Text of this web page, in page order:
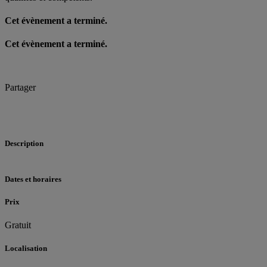
Cet évènement a terminé.
Cet évènement a terminé.
Partager
Description
Dates et horaires
Prix
Gratuit
Localisation